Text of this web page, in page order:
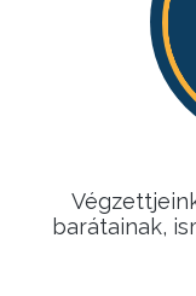
barátainak,